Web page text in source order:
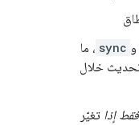
، ما
خلال
تغيّر